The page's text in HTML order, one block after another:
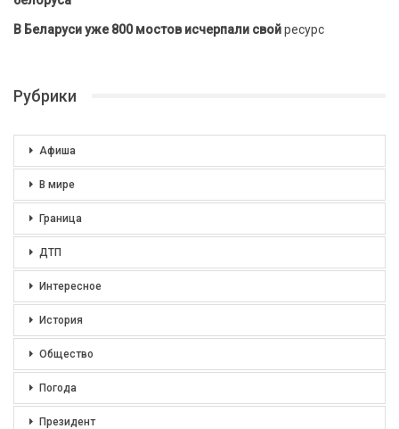
В Беларуси уже 800 мостов исчерпали свойресурс
Рубрики
Афиша
В мире
Граница
ДТП
Интересное
История
Общество
Погода
Президент